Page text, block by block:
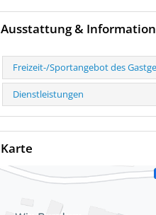
Ausstattung & Information
Freizeit-/Sportangebot des
Dienstleistungen
Karte